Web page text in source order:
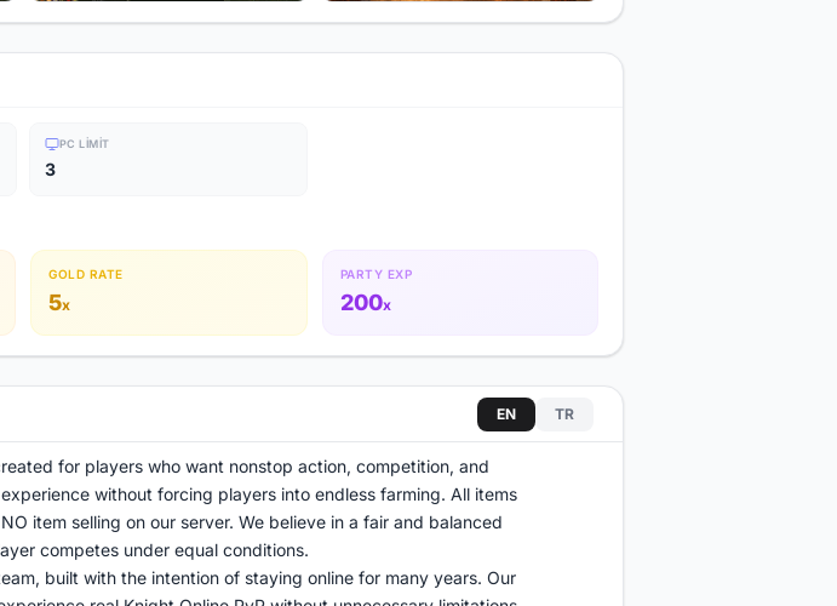
PC LIMIT
3
GOLD RATE
5x
PARTY EXP
200x
EN TR
for players who want nonstop action, competition, and
without forcing players into endless farming. All items
item selling on our server. We believe in a fair and balanced
competes under equal conditions.
built with the intention of staying online for many years. Our